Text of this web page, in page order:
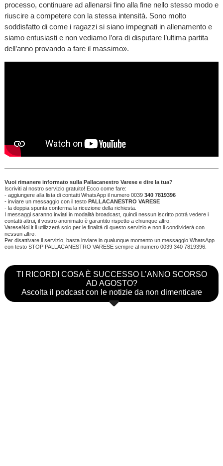
processo, continuare ad allenarsi fino alla fine nello stesso modo e
riuscire a competere con la stessa intensità. Sono molto
soddisfatto di come i ragazzi si siano impegnati in allenamento e
siamo entusiasti e non vediamo l’ora di disputare l’ultima partita
dell’anno provando a fare il massimo».
Vuoi rimanere informato sulla Pallacanestro Varese e dire la tua?
Iscriviti al nostro servizio gratuito! Ecco come fare:
- aggiungere alla lista di contatti WhatsApp il numero 0039 340 7819396
- inviare un messaggio con il testo PALLACANESTRO VARESE
- la doppia spunta conferma la ricezione della richiesta.
I messaggi saranno inviati in modalità broadcast, quindi nessun iscritto potrà vedere i
contatti altrui, il vostro anonimato è garantito rispetto a chiunque altro.
VareseNoi.it li utilizzerà solo per le finalità di questo servizio e non li condividerà con
nessun altro.
Per disattivare il servizio, basta inviare in qualunque momento un messaggio WhatsApp
con testo STOP PALLACANESTRO VARESE sempre al numero 0039 340 7819396.
TI RICORDI COSA È SUCCESSO L’ANNO SCORSO
AD AGOSTO?
Ascolta il podcast con le notizie da non dimenticare